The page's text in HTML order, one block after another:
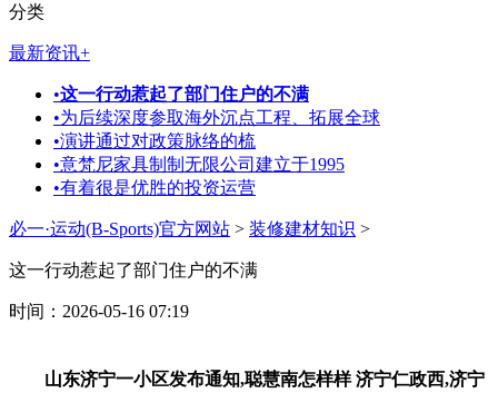
分类
最新资讯+
•这一行动惹起了部门住户的不满
•为后续深度参取海外沉点工程、拓展全球
•演讲通过对政策脉络的梳
•意梵尼家具制制无限公司建立于1995
•有着很是优胜的投资运营
必一·运动(B-Sports)官方网站 > 装修建材知识 >
这一行动惹起了部门住户的不满
时间：2026-05-16 07:19
山东济宁一小区发布通知,聪慧南怎样样 济宁仁政西,济宁